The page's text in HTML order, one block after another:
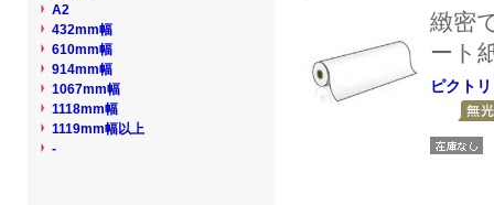
緻密
ート
ピクト
A2
432mm幅
610mm幅
914mm幅
1067mm幅
1118mm幅
1119mm幅以上
-